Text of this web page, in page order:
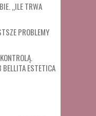
„ILE TRWA
PROBLEMY
BELLITA ESTETICA